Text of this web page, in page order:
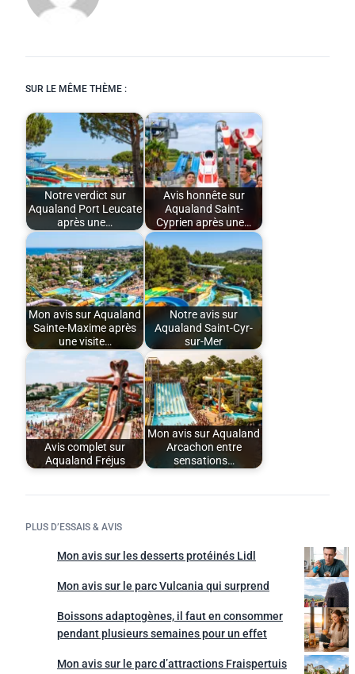
SUR LE MÊME THÈME :
Notre verdict sur
Aqualand Port Leucate
après une…
Avis honnête sur
Aqualand Saint-
Cyprien après une…
Mon avis sur Aqualand
Sainte-Maxime après
une visite…
Notre avis sur
Aqualand Saint-Cyr-
sur-Mer
Avis complet sur
Aqualand Fréjus
Mon avis sur Aqualand
Arcachon entre
sensations…
PLUS D’ESSAIS & AVIS
Mon avis sur les desserts protéinés Lidl
Mon avis sur le parc Vulcania qui surprend
Boissons adaptogènes, il faut en consommer
pendant plusieurs semaines pour un effet
Mon avis sur le parc d’attractions Fraispertuis